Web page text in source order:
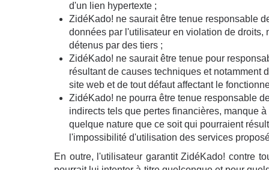
d'un lien hypertexte ;
ZidéKado! ne saurait être tenue responsable
données par l'utilisateur en violation de droits,
détenus par des tiers ;
ZidéKado! ne saurait être tenue pour
résultant de causes techniques et notamment
site web et de tout défaut affectant le
ZidéKado! ne pourra être tenue responsable
indirects tels que pertes financières, manque
quelque nature que ce soit qui pourraient
l'impossibilité d'utilisation des services
En outre, l'utilisateur garantit ZidéKado! contre